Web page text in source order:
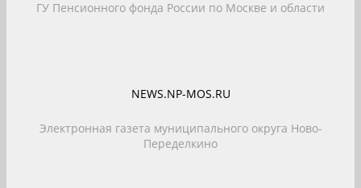
ГУ Пенсионного фонда России по Москве и области
NEWS.NP-MOS.RU
Электронная газета муниципального округа Ново-
Переделкино